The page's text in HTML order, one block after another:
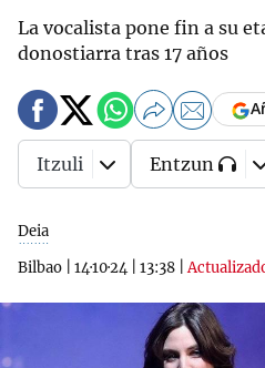
La vocalista pone fin a su
donostiarra tras 17 años
Deia
Bilbao
14·10·24 13:38 |
Itzuli Entzun